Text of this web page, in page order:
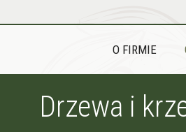
O FIRMIE
Drzewa i